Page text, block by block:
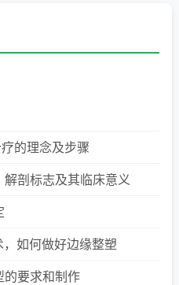
的理念及步骤
剖标志及其临床意义
如何做好边缘整塑
的要求和制作